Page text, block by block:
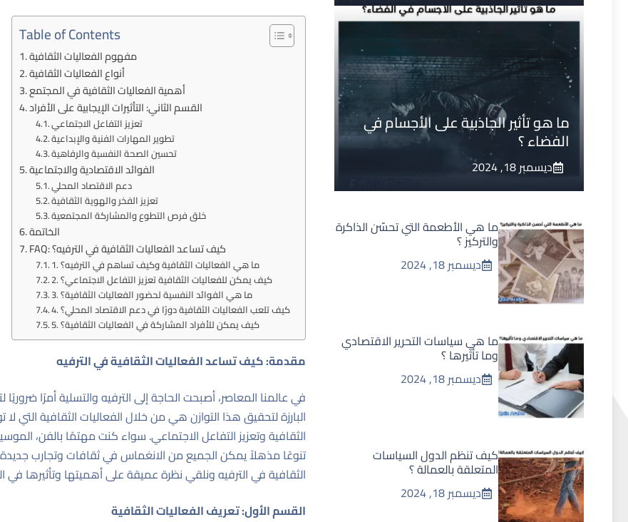
Table of Contents
مفهوم الفعاليات الثقافية
أنواع الفعاليات الثقافية
أهمية الفعاليات الثقافية في المجتمع
القسم الثاني: التأثيرات الإيجابية على الأفراد
تعزيز التفاعل الاجتماعي
تطوير المهارات الفنية والإبداعية
تحسين الصحة النفسية والرفاهية
الفوائد الاقتصادية والاجتماعية
دعم الاقتصاد المحلي
تعزيز الفخر والهوية الثقافية
خلق فرص التطوع والمشاركة المجتمعية
الخاتمة
FAQ: كيف تساعد الفعاليات الثقافية في الترفيه؟
1. ما هي الفعاليات الثقافية وكيف تساهم في الترفيه؟
2. كيف يمكن للفعاليات الثقافية تعزيز التفاعل الاجتماعي؟
3. ما هي الفوائد النفسية لحضور الفعاليات الثقافية؟
4. كيف تلعب الفعاليات الثقافية دورًا في دعم الاقتصاد المحلي؟
5. كيف يمكن للأفراد المشاركة في الفعاليات الثقافية؟
مقدمة: كيف تساعد الفعاليات الثقافية في الترفيه
في عالمنا المعاصر، أصبحت الحاجة إلى الترفيه والتسلية أمرًا
البارزة لتحقيق هذا التوازن هي من خلال الفعاليات الثقافية التي
الثقافية وتعزيز التفاعل الاجتماعي. سواء كنت مهتمًا بالفن،
تنوعًا مذهلاً يمكن الجميع من الانغماس في ثقافات وتجارب
الثقافية في الترفيه ونلقي نظرة عميقة على أهميتها وتأثيرها في
القسم الأول: تعريف الفعاليات الثقافية
ما هو تأثير الجاذبية على الأجسام في
الفضاء ؟
ديسمبر 18, 2024
ما هي الأطعمة التي تحسّن الذاكرة
والتركيز ؟
ديسمبر 18, 2024
ما هي سياسات التحرير الاقتصادي
وما تأثيرها ؟
ديسمبر 18, 2024
كيف تنظم الدول السياسات
المتعلقة بالعمالة ؟
ديسمبر 18, 2024